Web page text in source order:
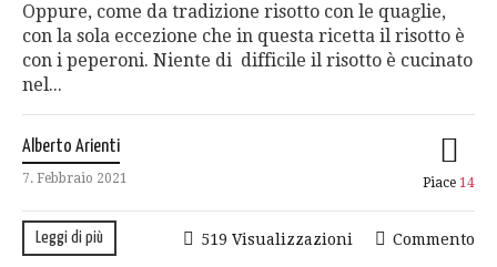
Oppure, come da tradizione risotto con le quaglie,
con la sola eccezione che in questa ricetta il risotto è
con i peperoni. Niente di difficile il risotto è cucinato
nel...
Alberto Arienti
7. Febbraio 2021 Piace 14
Leggi di più Commento
519 Visualizzazioni